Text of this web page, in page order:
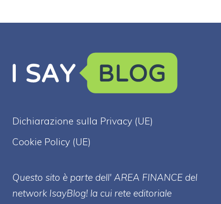
Dichiarazione sulla Privacy (UE)
Cookie Policy (UE)
Questo sito è parte dell' AREA FINANCE del
network IsayBlog! la cui rete editoriale